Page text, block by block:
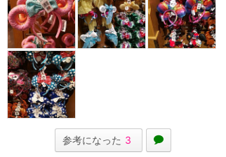
参考になった 3